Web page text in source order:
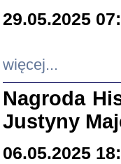
29.05.2025
więcej...
Nagroda
Justyny
06.05.2025